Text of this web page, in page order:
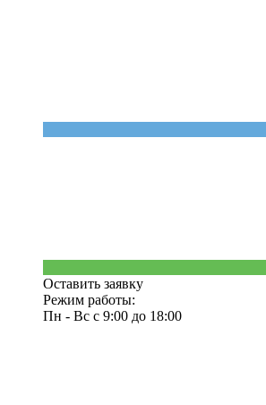
Оставить заявку
Режим работы:
Пн - Вс с 9:00 до 18:00